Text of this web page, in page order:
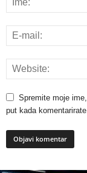
Spremite moje
put kada